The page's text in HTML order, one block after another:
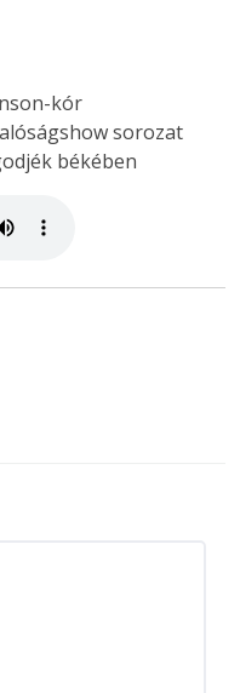
kór
sorozat
békében